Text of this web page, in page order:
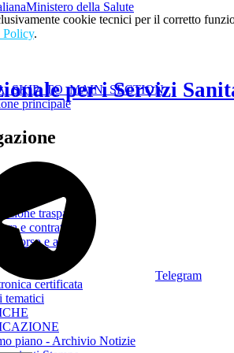
cookie tecnici per il corretto
Policy.
principale
Ministero della Salute
per i Servizi
Telegram
trasparente
e contratti
e avvisi
certificata
tematici
piano - Archivio Notizie